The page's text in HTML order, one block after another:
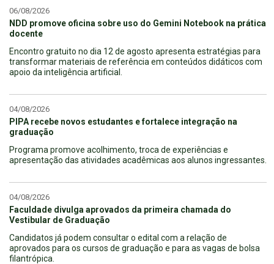
06/08/2026
NDD promove oficina sobre uso do Gemini Notebook na prática
docente
Encontro gratuito no dia 12 de agosto apresenta estratégias para
transformar materiais de referência em conteúdos didáticos com
apoio da inteligência artificial.
04/08/2026
PIPA recebe novos estudantes e fortalece integração na
graduação
Programa promove acolhimento, troca de experiências e
apresentação das atividades acadêmicas aos alunos ingressantes.
04/08/2026
Faculdade divulga aprovados da primeira chamada do
Vestibular de Graduação
Candidatos já podem consultar o edital com a relação de
aprovados para os cursos de graduação e para as vagas de bolsa
filantrópica.